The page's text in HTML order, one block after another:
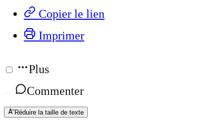
Copier le lien
Imprimer
Plus
Commenter
Réduire la taille de texte